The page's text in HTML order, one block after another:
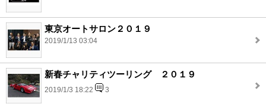
東京オートサロン２０１９
2019/1/13 03:04
新春チャリティツーリング ２０１９
2019/1/3 18:22 3